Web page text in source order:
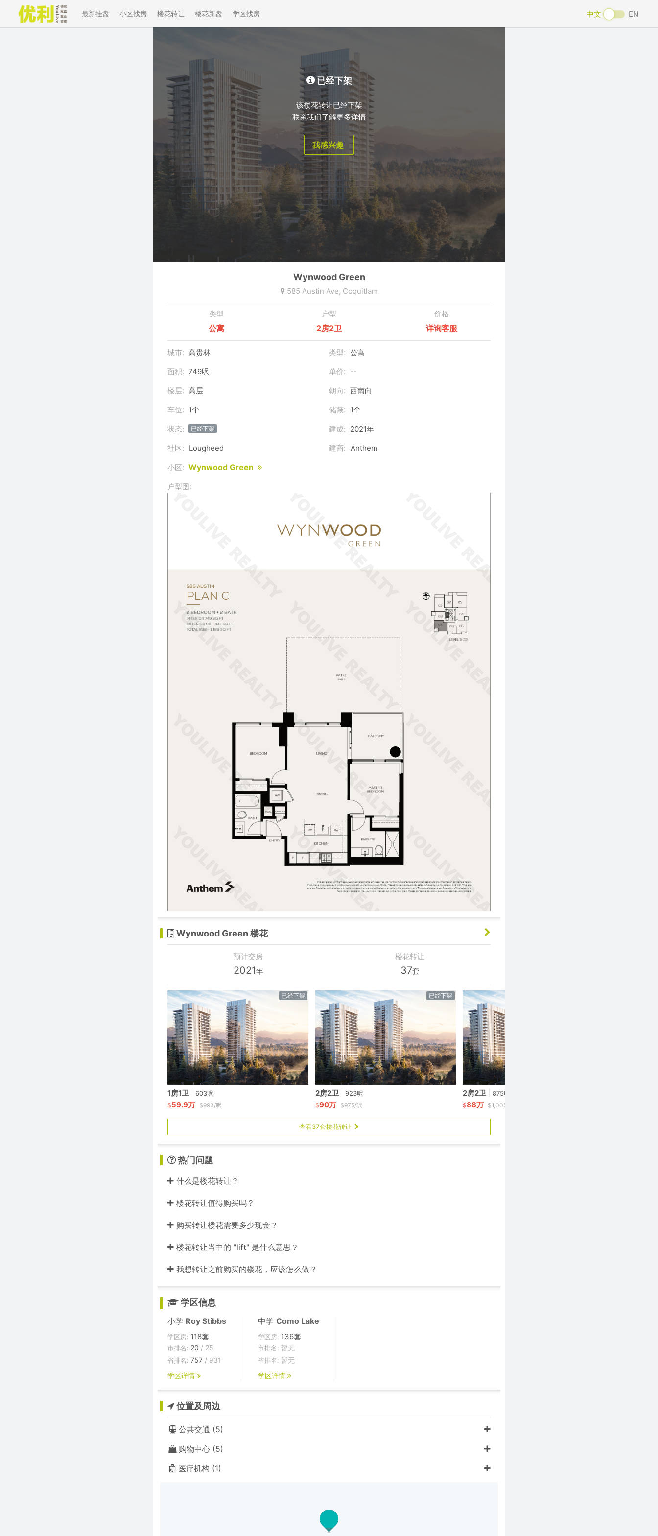
最新挂盘 小区找房 楼花转让 楼花新盘 学区找房 中文 EN
已经下架
该楼花转让已经下架
联系我们了解更多详情
我感兴趣
Wynwood Green
585 Austin Ave, Coquitlam
类型
公寓
户型
2房2卫
价格
详询客服
城市: 高贵林 类型: 公寓
面积: 749呎 单价: --
楼层: 高层 朝向: 西南向
车位: 1个 储藏: 1个
状态: 已经下架 建成: 2021年
社区: Lougheed 建商: Anthem
小区: Wynwood Green
户型图:
Wynwood Green 楼花
预计交房
2021年
楼花转让
37套
已经下架
1房1卫 603呎
$59.9万 $993/呎
已经下架
2房2卫 923呎
$90万 $975/呎
2房2卫 875呎
$88万 $1,005/呎
查看37套楼花转让
热门问题
什么是楼花转让？
楼花转让值得购买吗？
购买转让楼花需要多少现金？
楼花转让当中的 "lift" 是什么意思？
我想转让之前购买的楼花，应该怎么做？
学区信息
小学 Roy Stibbs
学区房: 118套
市排名: 20 / 25
省排名: 757 / 931
学区详情
中学 Como Lake
学区房: 136套
市排名: 暂无
省排名: 暂无
学区详情
位置及周边
公共交通 (5)
购物中心 (5)
医疗机构 (1)